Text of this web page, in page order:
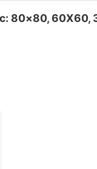
80×80, 60X60,